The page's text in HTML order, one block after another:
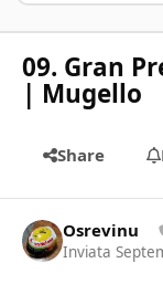
09. Gran
| Mugello
Share
Osrevinu
Inviata